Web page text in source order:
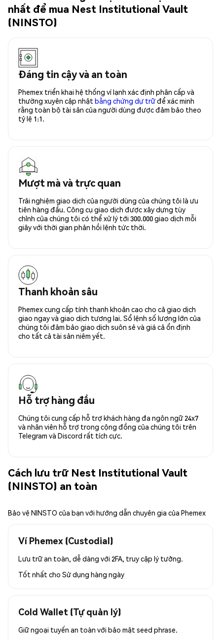
nhất để mua Nest Institutional Vault
(NINSTO)
Đáng tin cậy và an toàn
Phemex triển khai hệ thống ví lạnh xác định phân cấp và
thường xuyên cập nhật bằng chứng dự trữđể xác minh
rằng toàn bộ tài sản của người dùng được đảm bảo theo
tỷ lệ 1:1.
Mượt mà và trực quan
Trải nghiệm giao dịch của người dùng của chúng tôi là ưu
tiên hàng đầu. Công cụ giao dịch được xây dựng tùy
chỉnh của chúng tôi có thể xử lý tới 300.000 giao dịch mỗi
giây với thời gian phản hồi lệnh tức thời.
Thanh khoản sâu
Phemex cung cấp tính thanh khoản cao cho cả giao dịch
giao ngay và giao dịch tương lai. Sổ lệnh số lượng lớn của
chúng tôi đảm bảo giao dịch suôn sẻ và giá cả ổn định
cho tất cả tài sản niêm yết.
Hỗ trợ hàng đầu
Chúng tôi cung cấp hỗ trợ khách hàng đa ngôn ngữ 24x7
và nhân viên hỗ trợ trong cộng đồng của chúng tôi trên
Telegram và Discord rất tích cực.
Cách lưu trữ Nest Institutional Vault
(NINSTO) an toàn
Bảo vệ NINSTO của bạn với hướng dẫn chuyên gia của Phemex
Ví Phemex (Custodial)
Lưu trữ an toàn, dễ dàng với 2FA, truy cập lý tưởng.
Tốt nhất cho Sử dụng hàng ngày
Cold Wallet (Tự quản lý)
Giữ ngoại tuyến an toàn với bảo mật seed phrase.